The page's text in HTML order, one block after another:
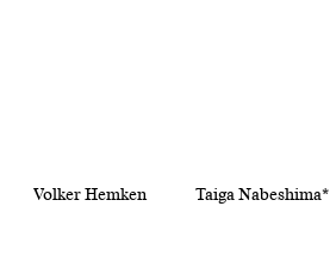
Volker Hemken Taiga Nabeshima*